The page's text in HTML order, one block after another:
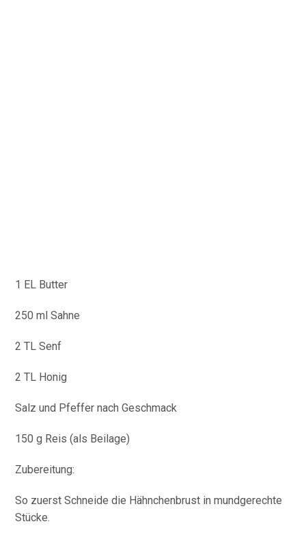
1 EL Butter
250 ml Sahne
2 TL Senf
2 TL Honig
Salz und Pfeffer nach Geschmack
150 g Reis (als Beilage)
Zubereitung:
So zuerst Schneide die Hähnchenbrust in mundgerechte
Stücke.